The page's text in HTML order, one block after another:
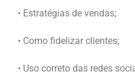
• Estratégias de vendas;
• Como fidelizar clientes;
• Uso correto das redes